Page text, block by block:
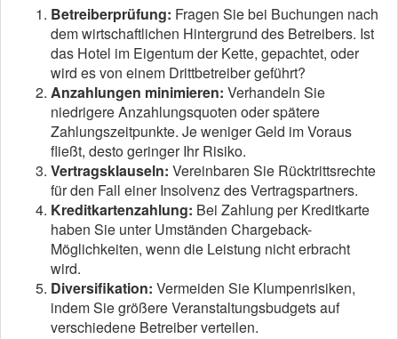
Betreiberprüfung: Fragen Sie bei Buchungen nach
dem wirtschaftlichen Hintergrund des Betreibers. Ist
das Hotel im Eigentum der Kette, gepachtet, oder
wird es von einem Drittbetreiber geführt?
Anzahlungen minimieren: Verhandeln Sie
niedrigere Anzahlungsquoten oder spätere
Zahlungszeitpunkte. Je weniger Geld im Voraus
fließt, desto geringer Ihr Risiko.
Vertragsklauseln: Vereinbaren Sie Rücktrittsrechte
für den Fall einer Insolvenz des Vertragspartners.
Kreditkartenzahlung: Bei Zahlung per Kreditkarte
haben Sie unter Umständen Chargeback-
Möglichkeiten, wenn die Leistung nicht erbracht
wird.
Diversifikation: Vermeiden Sie Klumpenrisiken,
indem Sie größere Veranstaltungsbudgets auf
verschiedene Betreiber verteilen.